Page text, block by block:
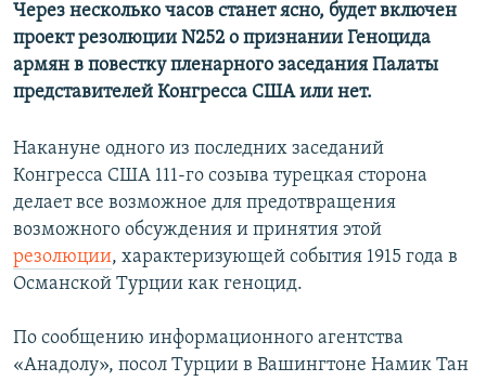
Через несколько часов станет ясно, будет включен
проект резолюции N252 о признании Геноцида
армян в повестку пленарного заседания Палаты
представителей Конгресса США или нет.
Накануне одного из последних заседаний
Конгресса США 111-го созыва турецкая сторона
делает все возможное для предотвращения
возможного обсуждения и принятия этой
резолюции, характеризующей события 1915 года в
Османской Турции как геноцид.
По сообщению информационного агентства
«Анадолу», посол Турции в Вашингтоне Намик Тан